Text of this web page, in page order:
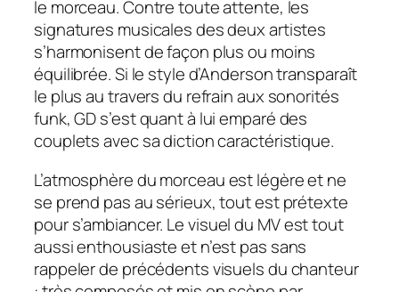
le morceau. Contre toute attente, les
signatures musicales des deux artistes
s’harmonisent de façon plus ou moins
équilibrée. Si le style d’Anderson transparaît
le plus au travers du refrain aux sonorités
funk, GD s’est quant à lui emparé des
couplets avec sa diction caractéristique.
L’atmosphère du morceau est légère et ne
se prend pas au sérieux, tout est prétexte
pour s’ambiancer. Le visuel du MV est tout
aussi enthousiaste et n’est pas sans
rappeler de précédents visuels du chanteur